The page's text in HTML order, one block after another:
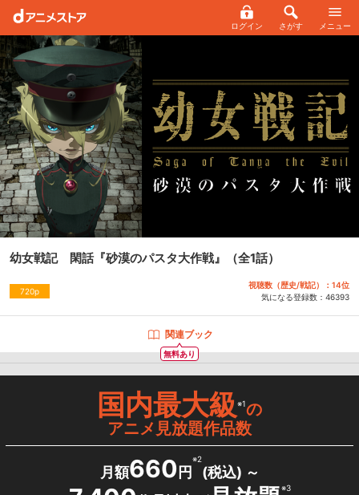
ログイン さがす メニュー
幼女戦記 閑話『砂漠のパスタ大作戦』 （全1話）
720p
視聴数（歴史/戦記）：14位
気になる登録数： 46393
無料あり
関連ブック
国内最大級※1の
アニメ見放題作品数
月額660 円
※2
(税込) ～
※3